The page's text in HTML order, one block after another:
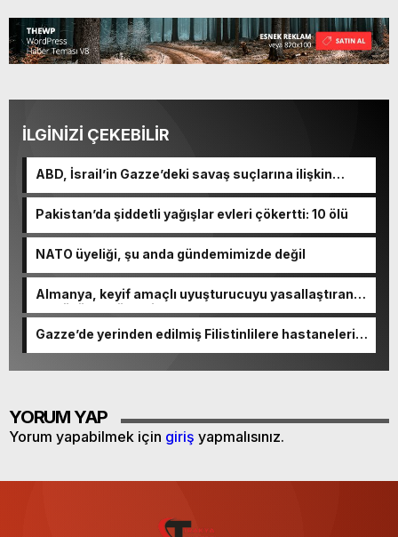
İLGİNİZİ ÇEKEBİLİR
ABD, İsrail’in Gazze’deki savaş suçlarına ilişkin
Pakistan’da şiddetli yağışlar evleri çökertti: 10 ölü
NATO üyeliği, şu anda gündemimizde değil
Almanya, keyif amaçlı uyuşturucuyu yasallaştıran
en büyük AB ülkesi oldu
Gazze’de yerinden edilmiş Filistinlilere hastaneleri
YORUM YAP
Yorum yapabilmek için giriş yapmalısınız.